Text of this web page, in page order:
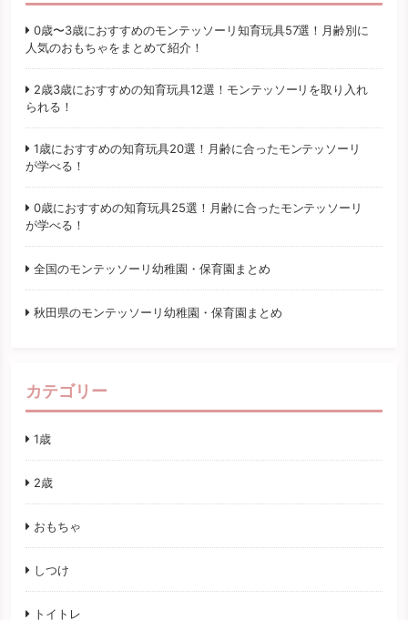
0歳〜3歳におすすめのモンテッソーリ知育玩具57選！月齢別に
人気のおもちゃをまとめて紹介！
2歳3歳におすすめの知育玩具12選！モンテッソーリを取り入れ
られる！
1歳におすすめの知育玩具20選！月齢に合ったモンテッソーリ
が学べる！
0歳におすすめの知育玩具25選！月齢に合ったモンテッソーリ
が学べる！
全国のモンテッソーリ幼稚園・保育園まとめ
秋田県のモンテッソーリ幼稚園・保育園まとめ
カテゴリー
1歳
2歳
おもちゃ
しつけ
トイトレ